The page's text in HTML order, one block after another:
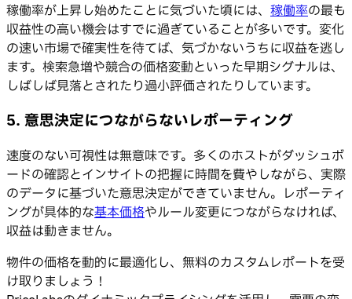
稼働率が上昇し始めたことに気づいた頃には、 稼働率の最も
収益性の高い機会はすでに過ぎていることが多いです。変化
の速い市場で確実性を待てば、気づかないうちに収益を逃し
ます。検索急増や競合の価格変動といった早期シグナルは、
しばしば見落とされたり過小評価されたりしています。
5. 意思決定につながらないレポーティング
速度のない可視性は無意味です。多くのホストがダッシュボ
ードの確認とインサイトの把握に時間を費やしながら、実際
のデータに基づいた意思決定ができていません。レポーティ
ングが具体的な基本価格やルール変更につながらなければ、
収益は動きません。
物件の価格を動的に最適化し、無料のカスタムレポートを受
け取りましょう！